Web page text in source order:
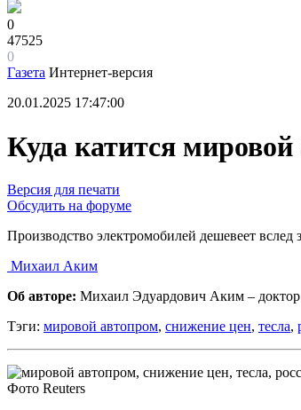
0
47525
0
Газета Интернет-версия
20.01.2025 17:47:00
Куда катится
Версия для печати
Обсудить на форуме
Производство электромобилей дешевеет
Михаил Аким
Об авторе: Михаил Эдуардович Аким –
Тэги: мировой автопром, снижение цен, тесла,
Фото Reuters